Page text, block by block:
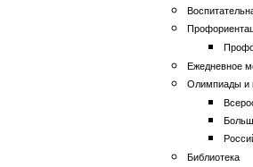
Ежедневное
Олимпиады и
Библиотека